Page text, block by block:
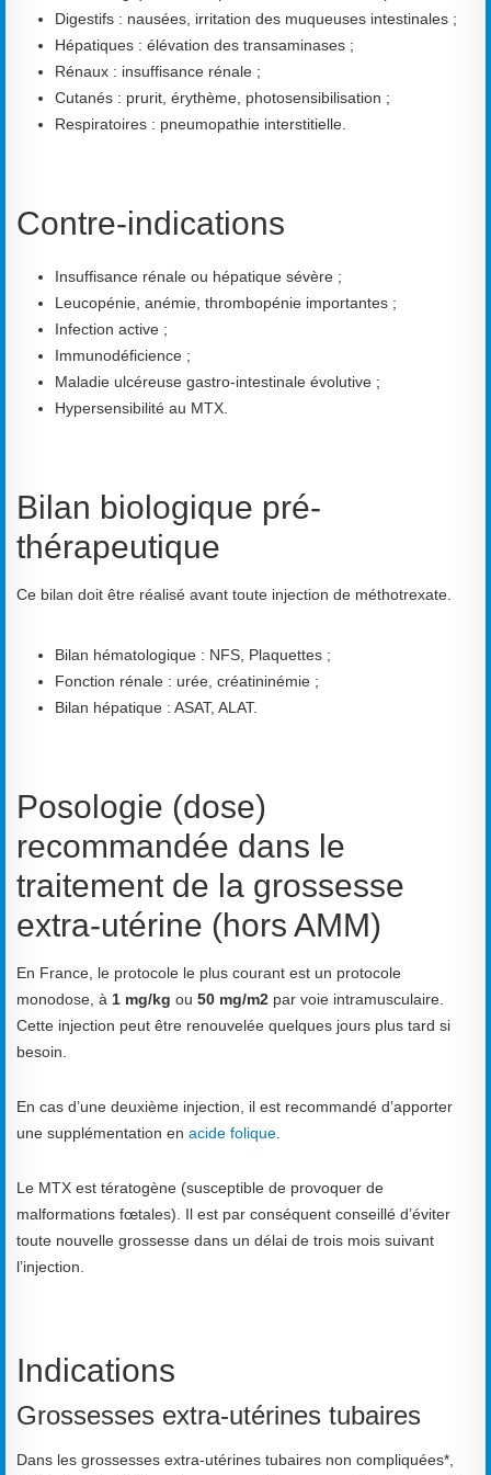
Digestifs : nausées, irritation des muqueuses intestinales ;
Hépatiques : élévation des transaminases ;
Rénaux : insuffisance rénale ;
Cutanés : prurit, érythème, photosensibilisation ;
Respiratoires : pneumopathie interstitielle.
Contre-indications
Insuffisance rénale ou hépatique sévère ;
Leucopénie, anémie, thrombopénie importantes ;
Infection active ;
Immunodéficience ;
Maladie ulcéreuse gastro-intestinale évolutive ;
Hypersensibilité au MTX.
Bilan biologique pré-
thérapeutique
Ce bilan doit être réalisé avant toute injection de méthotrexate.
Bilan hématologique : NFS, Plaquettes ;
Fonction rénale : urée, créatininémie ;
Bilan hépatique : ASAT, ALAT.
Posologie (dose)
recommandée dans le
traitement de la grossesse
extra-utérine (hors AMM)
En France, le protocole le plus courant est un protocole
monodose, à 1 mg/kg ou 50 mg/m2 par voie intramusculaire.
Cette injection peut être renouvelée quelques jours plus tard si
besoin.
En cas d’une deuxième injection, il est recommandé d’apporter
une supplémentation en acide folique
Le MTX est tératogène (susceptible de provoquer de
malformations fœtales). Il est par conséquent conseillé d’éviter
toute nouvelle grossesse dans un délai de trois mois suivant
l’injection.
Indications
Grossesses extra-utérines tubaires
Dans les grossesses extra-utérines tubaires non compliquées*,